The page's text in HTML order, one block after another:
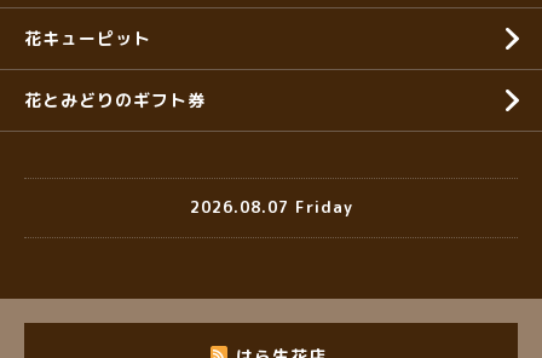
花キューピット
花とみどりのギフト券
2026.08.07 Friday